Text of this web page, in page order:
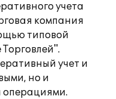
учета
компания
типовой
учет и
но и
операциями.